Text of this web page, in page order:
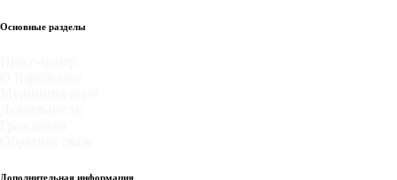
Основные разделы
Дополнительная информация